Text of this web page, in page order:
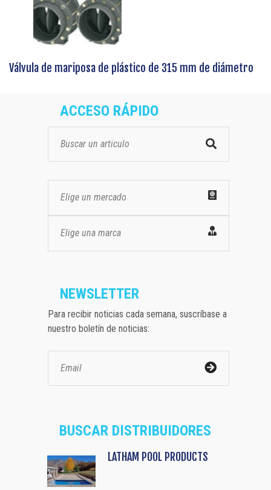
Válvula de mariposa de plástico de 315 mm de diámetro
ACCESO RÁPIDO
Elige un mercado
Elige una marca
NEWSLETTER
Para recibir noticias cada semana, suscríbase a
nuestro boletín de noticias:
BUSCAR DISTRIBUIDORES
LATHAM POOL PRODUCTS